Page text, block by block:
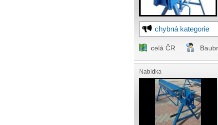
chybná kategorie
celá ČR
Nabídka